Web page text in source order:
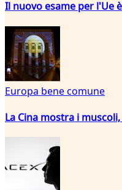
Il nuovo esame per l'Ue
Europa bene comune
La Cina mostra i